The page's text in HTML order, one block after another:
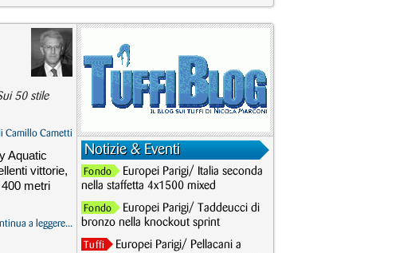
50 stile
Camillo Cametti
Aquatic
vittorie,
metri
a leggere...
Notizie & Eventi
Fondo
Europei Parigi/ Italia seconda
nella staffetta 4x1500 mixed
Fondo
Europei Parigi/ Taddeucci di
bronzo nella knockout sprint
Tuffi
Europei Parigi/ Pellacani a